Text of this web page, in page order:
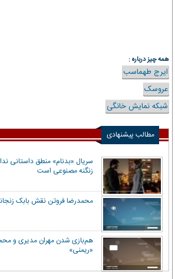
همه چیز درباره :
ایرج طهماسب
عروسک
شبکه نمایش خانگی
مطالب پیشنهادی
سریال «بدنام» منطق داستانی
زنگنه مصنوعی است
محمدرضا فروتن نقش بابک
هم‌بازی شدن مهران مدیری و
«ریمنی»